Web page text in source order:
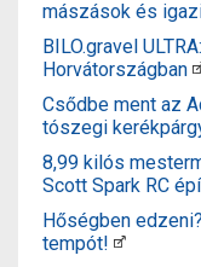
mászások és
BILO.gravel
Horvátországban
Csődbe ment az
tószegi
8,99 kilós
Scott Spark RC
Hőségben
tempót!